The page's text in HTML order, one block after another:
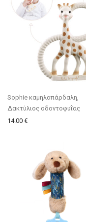
Sophie καμηλοπάρδαλη,
Δακτύλιος οδοντοφυΐας
14.00 €